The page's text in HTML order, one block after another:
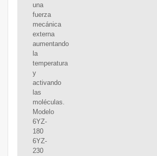
una
fuerza
mecánica
externa
aumentando
la
temperatura
y
activando
las
moléculas.
Modelo
6YZ-
180
6YZ-
230